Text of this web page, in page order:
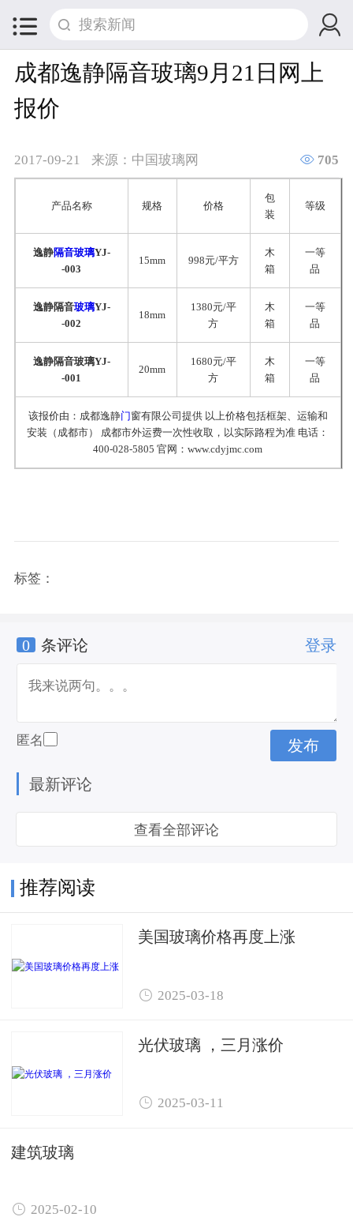
 
成都逸静隔音玻璃9月21日网上
报价
2017-09-21 来源：中国玻璃网  705
产品名称 规格 价格
包
装
等级
逸静隔音玻璃YJ-
-003
15mm 998元/平方
木
箱
一等
品
逸静隔音玻璃YJ-
-002
18mm
1380元/平
方
木
箱
一等
品
逸静隔音玻璃YJ-
-001
20mm
1680元/平
方
木
箱
一等
品
该报价由：成都逸静门窗有限公司提供 以上价格包括框架、运输和
安装（成都市） 成都市外运费一次性收取，以实际路程为准 电话：
400-028-5805 官网：www.cdyjmc.com
标签：
0 条评论 登录
匿名
最新评论
查看全部评论
推荐阅读
美国玻璃价格再度上涨
 2025-03-18
光伏玻璃 ，三月涨价
 2025-03-11
建筑玻璃
 2025-02-10